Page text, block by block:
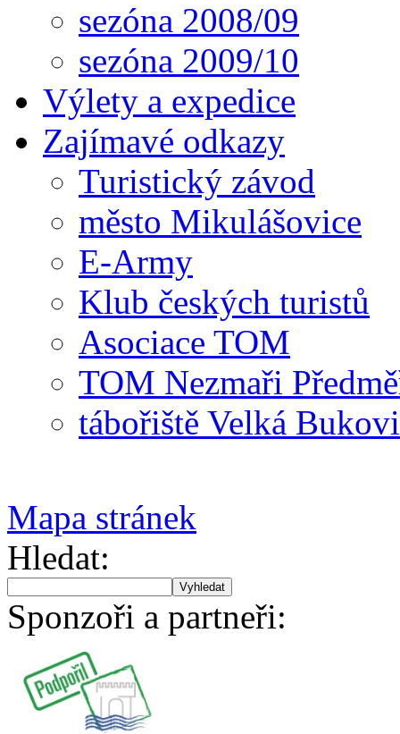
sezóna 2008/09
sezóna 2009/10
Výlety a expedice
Zajímavé odkazy
Turistický závod
město Mikulášovice
E-Army
Klub českých turistů
Asociace TOM
TOM Nezmaři
tábořiště Velká
Mapa stránek
Hledat:
Sponzoři a partneři: